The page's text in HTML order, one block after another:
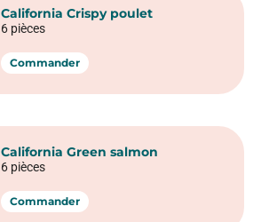
California Crispy poulet
6 pièces
Commander
California Green salmon
6 pièces
Commander